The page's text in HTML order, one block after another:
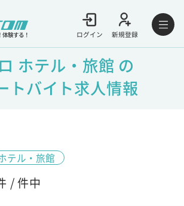
体験する！ ログイン 新規登録
ホテル・旅館 の
トバイト求人情報
テル・旅館
/件中